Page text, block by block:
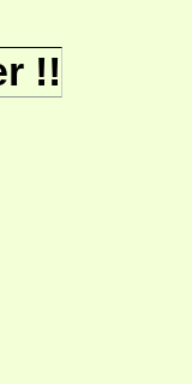
!!